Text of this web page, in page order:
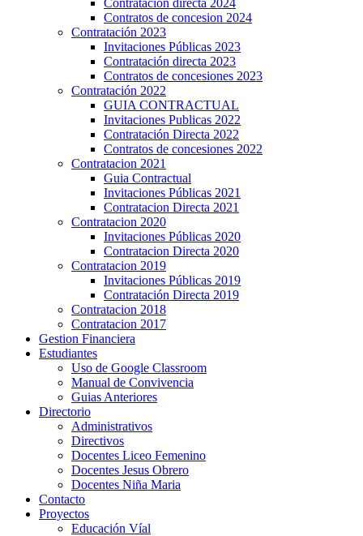
Contratación directa 2024
Contratos de concesion 2024
Contratación 2023
Invitaciones Públicas 2023
Contratación directa 2023
Contratos de concesiones 2023
Contratación 2022
GUIA CONTRACTUAL
Invitaciones Publicas 2022
Contratación Directa 2022
Contratos de concesiones 2022
Contratacion 2021
Guia Contractual
Invitaciones Públicas 2021
Contratacion Directa 2021
Contratacion 2020
Invitaciones Públicas 2020
Contratacion Directa 2020
Contratacion 2019
Invitaciones Públicas 2019
Contratación Directa 2019
Contratacion 2018
Contratacion 2017
Gestion Financiera
Estudiantes
Uso de Google Classroom
Manual de Convivencia
Guias Anteriores
Directorio
Administrativos
Directivos
Docentes Liceo Femenino
Docentes Jesus Obrero
Docentes Niña Maria
Contacto
Proyectos
Educación Víal